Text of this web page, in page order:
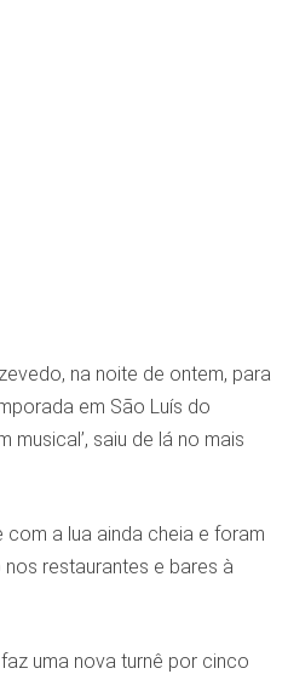
na noite de ontem, para
em São Luís do
musical’, saiu de lá no mais
a lua ainda cheia e foram
restaurantes e bares à
uma nova turnê por cinco